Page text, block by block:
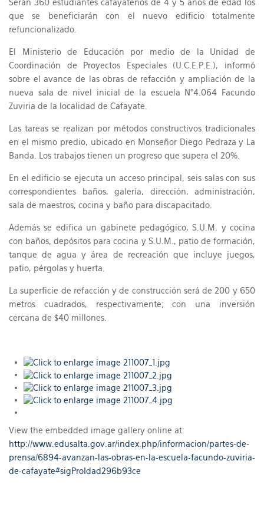
Serán 360 estudiantes cafayateños de 4 y 5 años de edad los
que se beneficiarán con el nuevo edificio totalmente
refuncionalizado.
El Ministerio de Educación por medio de la Unidad de
Coordinación de Proyectos Especiales (U.C.E.P.E.), informó
sobre el avance de las obras de refacción y ampliación de la
nueva sala de nivel inicial de la escuela N°4.064 Facundo
Zuviria de la localidad de Cafayate.
Las tareas se realizan por métodos constructivos tradicionales
en el mismo predio, ubicado en Monseñor Diego Pedraza y La
Banda. Los trabajos tienen un progreso que supera el 20%.
En el edificio se ejecuta un acceso principal, seis salas con sus
correspondientes baños, galería, dirección, administración,
sala de maestros, cocina y baño para discapacitado.
Además se edifica un gabinete pedagógico, S.U.M. y cocina
con baños, depósitos para cocina y S.U.M., patio de formación,
tanque de agua y área de recreación que incluye juegos,
patio, pérgolas y huerta.
La superficie de refacción y de construcción será de 200 y 650
metros cuadrados, respectivamente; con una inversión
cercana de $40 millones.
View the embedded image gallery online at:
http://www.edusalta.gov.ar/index.php/informacion/partes-de-
prensa/6894-avanzan-las-obras-en-la-escuela-facundo-zuviria-
de-cafayate#sigProIdad296b93ce